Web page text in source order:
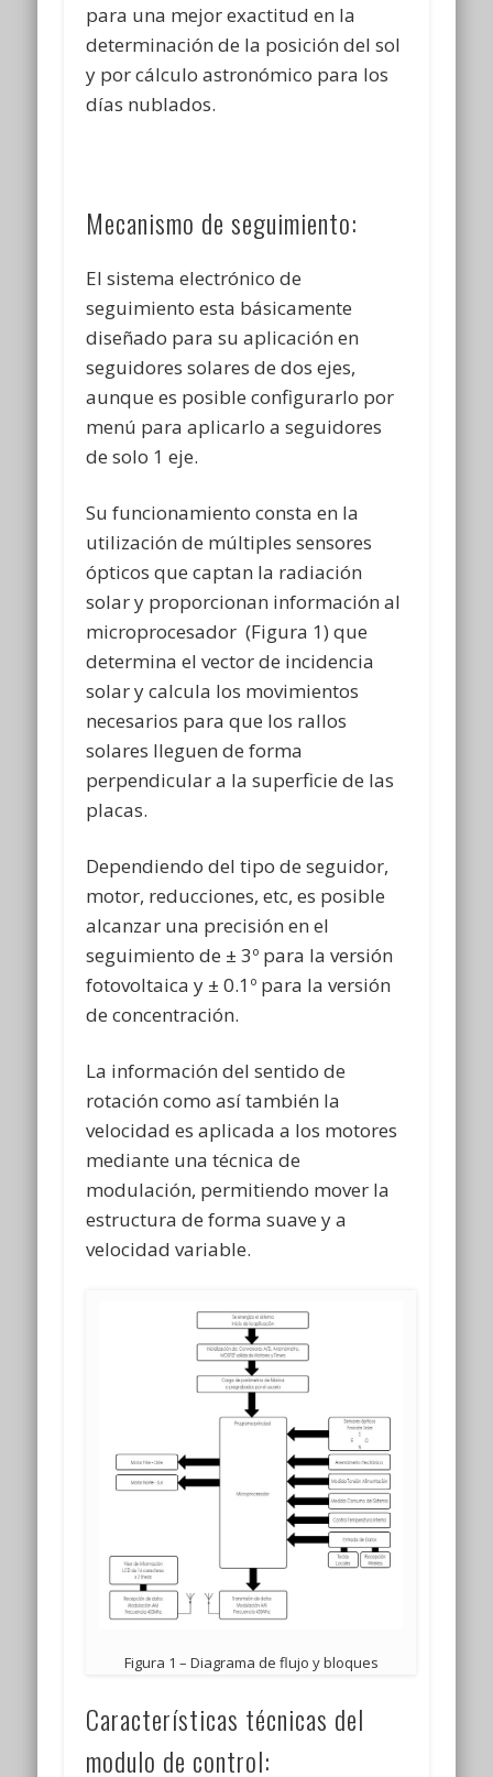
para una mejor exactitud en la
determinación de la posición del sol
y por cálculo astronómico para los
días nublados.
Mecanismo de seguimiento:
El sistema electrónico de
seguimiento esta básicamente
diseñado para su aplicación en
seguidores solares de dos ejes,
aunque es posible configurarlo por
menú para aplicarlo a seguidores
de solo 1 eje.
Su funcionamiento consta en la
utilización de múltiples sensores
ópticos que captan la radiación
solar y proporcionan información al
microprocesador (Figura 1) que
determina el vector de incidencia
solar y calcula los movimientos
necesarios para que los rallos
solares lleguen de forma
perpendicular a la superficie de las
placas.
Dependiendo del tipo de seguidor,
motor, reducciones, etc, es posible
alcanzar una precisión en el
seguimiento de ± 3º para la versión
fotovoltaica y ± 0.1º para la versión
de concentración.
La información del sentido de
rotación como así también la
velocidad es aplicada a los motores
mediante una técnica de
modulación, permitiendo mover la
estructura de forma suave y a
velocidad variable.
Figura 1 – Diagrama de flujo y bloques
Características técnicas del
modulo de control: